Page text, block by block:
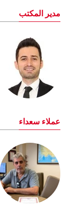
مدير المكتب
عملاء سعداء